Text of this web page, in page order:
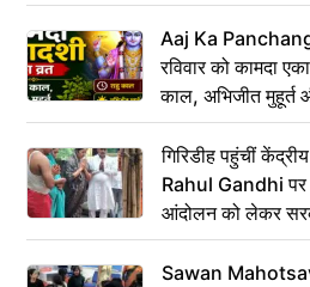
Aaj Ka
रविवार को कामदा
काल, अभिजीत
गिरिडीह पहुंचीं
Rahul Gandhi पर
आंदोलन को लेकर
Sawan